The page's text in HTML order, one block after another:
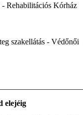
Rehabilitációs Kórház
szakellátás - Védőnői
elejéig